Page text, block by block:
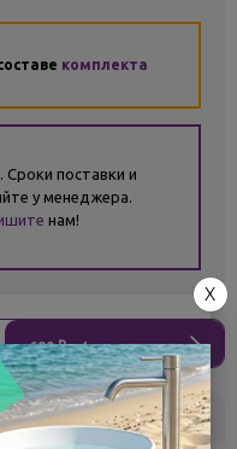
комплекта
Сроки поставки и
у менеджера.
нам!
690 ₽x 4 платежа
Срок поставки
X